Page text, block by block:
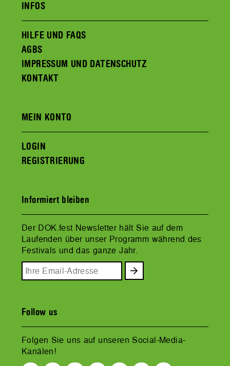
INFOS
HILFE UND FAQS
AGBS
IMPRESSUM UND DATENSCHUTZ
KONTAKT
MEIN KONTO
LOGIN
REGISTRIERUNG
Informiert bleiben
Der DOK.fest Newsletter hält Sie auf dem
Laufenden über unser Programm während des
Festivals und das ganze Jahr.
Follow us
Folgen Sie uns auf unseren Social-Media-
Kanälen!